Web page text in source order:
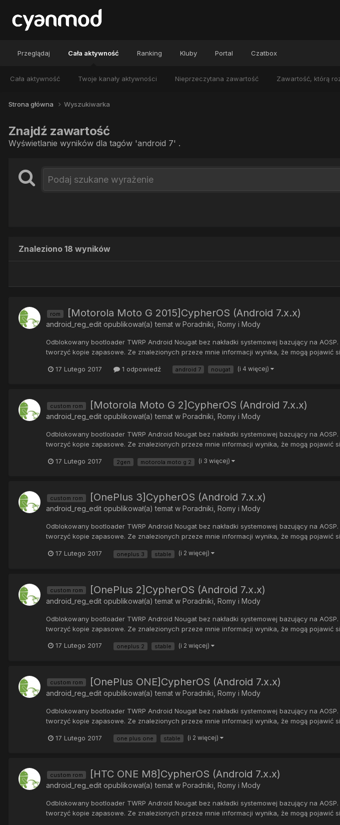
Przeglądaj Cała aktywność
Cała aktywność Twoje kanały aktywności Nieprzeczytana zawartość Zawartość, którą
Ranking Kluby Portal Czatbox
Strona główna Wyszukiwarka
Znajdź zawartość
Wyświetlanie wyników dla tagów 'android 7' .
Znaleziono 18 wyników
rom [Motorola Moto G 2015]CypherOS (Android 7.x.x)
android_reg_edit opublikował(a) temat w Poradniki, Romy i Mody
Odblokowany bootloader TWRP Android Nougat bez nakładki systemowej bazujący na
tworzyć kopie zapasowe. Ze znalezionych przeze mnie informacji wynika, że mogą pojawić
17 Lutego 2017 1 odpowiedź android 7 nougat (i 4 więcej)
custom rom [Motorola Moto G 2]CypherOS (Android 7.x.x)
android_reg_edit opublikował(a) temat w Poradniki, Romy i Mody
Odblokowany bootloader TWRP Android Nougat bez nakładki systemowej bazujący na
tworzyć kopie zapasowe. Ze znalezionych przeze mnie informacji wynika, że mogą pojawić
17 Lutego 2017 2gen motorola moto g 2 (i 3 więcej)
custom rom [OnePlus 3]CypherOS (Android 7.x.x)
android_reg_edit opublikował(a) temat w Poradniki, Romy i Mody
Odblokowany bootloader TWRP Android Nougat bez nakładki systemowej bazujący na
tworzyć kopie zapasowe. Ze znalezionych przeze mnie informacji wynika, że mogą pojawić
17 Lutego 2017 oneplus 3 stable (i 2 więcej)
custom rom [OnePlus 2]CypherOS (Android 7.x.x)
android_reg_edit opublikował(a) temat w Poradniki, Romy i Mody
Odblokowany bootloader TWRP Android Nougat bez nakładki systemowej bazujący na
tworzyć kopie zapasowe. Ze znalezionych przeze mnie informacji wynika, że mogą pojawić
17 Lutego 2017 oneplus 2 stable (i 2 więcej)
custom rom [OnePlus ONE]CypherOS (Android 7.x.x)
android_reg_edit opublikował(a) temat w Poradniki, Romy i Mody
Odblokowany bootloader TWRP Android Nougat bez nakładki systemowej bazujący na
tworzyć kopie zapasowe. Ze znalezionych przeze mnie informacji wynika, że mogą pojawić
17 Lutego 2017 one plus one stable (i 2 więcej)
custom rom [HTC ONE M8]CypherOS (Android 7.x.x)
android_reg_edit opublikował(a) temat w Poradniki, Romy i Mody
Odblokowany bootloader TWRP Android Nougat bez nakładki systemowej bazujący na
tworzyć kopie zapasowe. Ze znalezionych przeze mnie informacji wynika, że mogą pojawić